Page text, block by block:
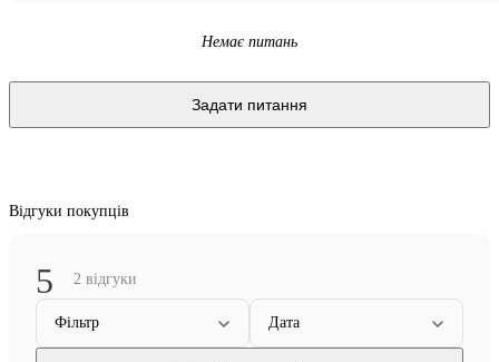
Немає питань
Задати питання
Відгуки покупців
5 2 відгуки
Фільтр Дата